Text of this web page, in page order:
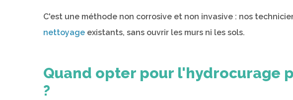
C'est une méthode non corrosive et non invasive : nos
nettoyage existants, sans ouvrir les murs ni les sols.
Quand opter pour l'hydrocurage
?